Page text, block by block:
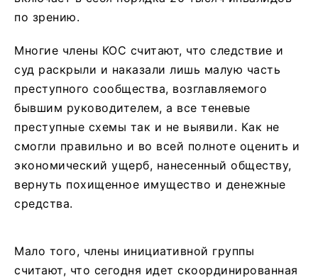
по зрению.
Многие члены КОС считают, что следствие и
суд раскрыли и наказали лишь малую часть
преступного сообщества, возглавляемого
бывшим руководителем, а все теневые
преступные схемы так и не выявили. Как не
смогли правильно и во всей полноте оценить и
экономический ущерб, нанесенный обществу,
вернуть похищенное имущество и денежные
средства.
Мало того, члены инициативной группы
считают, что сегодня идет скоординированная